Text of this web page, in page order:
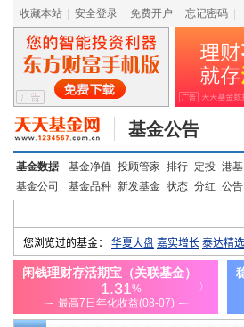
收藏本站 安全登录 免费开户 忘记密码
基金公告
基金数据 基金净值 投顾管家 排行 定投 港基
基金公司
基金品种 新发基金 状态 分红 公告